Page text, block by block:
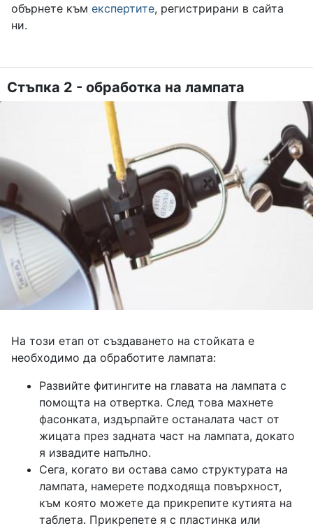
обърнете към експертите, регистрирани в сайта
ни.
Стъпка 2 - обработка на лампата
На този етап от създаването на стойката е
необходимо да обработите лампата:
Развийте фитингите на главата на лампата с
помощта на отвертка. След това махнете
фасонката, издърпайте останалата част от
жицата през задната част на лампата, докато
я извадите напълно.
Сега, когато ви остава само структурата на
лампата, намерете подходяща повърхност,
към която можете да прикрепите кутията на
таблета. Прикрепете я с пластинка или